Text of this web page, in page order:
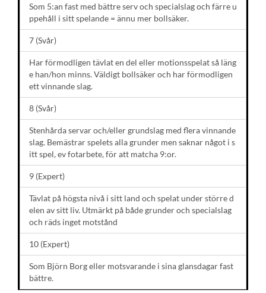
Som 5:an fast med bättre serv och specialslag och färre u
ppehåll i sitt spelande = ännu mer bollsäker.
7 (Svår)
Har förmodligen tävlat en del eller motionsspelat så läng
e han/hon minns. Väldigt bollsäker och har förmodligen
ett vinnande slag.
8 (Svår)
Stenhårda servar och/eller grundslag med flera vinnande
slag. Bemästrar spelets alla grunder men saknar något i s
itt spel, ev fotarbete, för att matcha 9:or.
9 (Expert)
Tävlat på högsta nivå i sitt land och spelat under större d
elen av sitt liv. Utmärkt på både grunder och specialslag
och räds inget motstånd
10 (Expert)
Som Björn Borg eller motsvarande i sina glansdagar fast
bättre.